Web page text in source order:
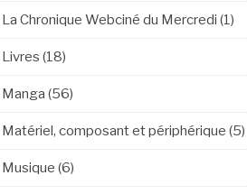
La Chronique Webciné du Mercredi (1)
Livres (18)
Manga (56)
Matériel, composant et périphérique (5)
Musique (6)